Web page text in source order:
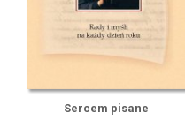
Sercem pisane